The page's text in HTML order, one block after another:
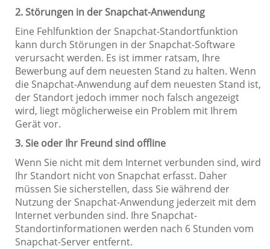
2. Störungen in der Snapchat-Anwendung
Eine Fehlfunktion der Snapchat-Standortfunktion
kann durch Störungen in der Snapchat-Software
verursacht werden. Es ist immer ratsam, Ihre
Bewerbung auf dem neuesten Stand zu halten. Wenn
die Snapchat-Anwendung auf dem neuesten Stand ist,
der Standort jedoch immer noch falsch angezeigt
wird, liegt möglicherweise ein Problem mit Ihrem
Gerät vor.
3. Sie oder Ihr Freund sind offline
Wenn Sie nicht mit dem Internet verbunden sind, wird
Ihr Standort nicht von Snapchat erfasst. Daher
müssen Sie sicherstellen, dass Sie während der
Nutzung der Snapchat-Anwendung jederzeit mit dem
Internet verbunden sind. Ihre Snapchat-
Standortinformationen werden nach 6 Stunden vom
Snapchat-Server entfernt.